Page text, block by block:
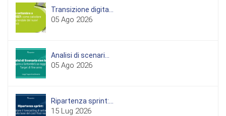
Transizione digita...
05 Ago 2026
Analisi di scenari...
05 Ago 2026
Ripartenza sprint:...
15 Lug 2026